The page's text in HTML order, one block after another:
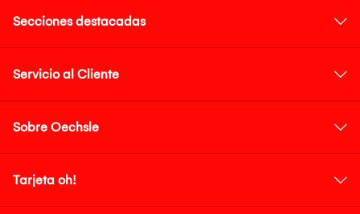
Secciones destacadas
Servicio al Cliente
Sobre Oechsle
Tarjeta oh!